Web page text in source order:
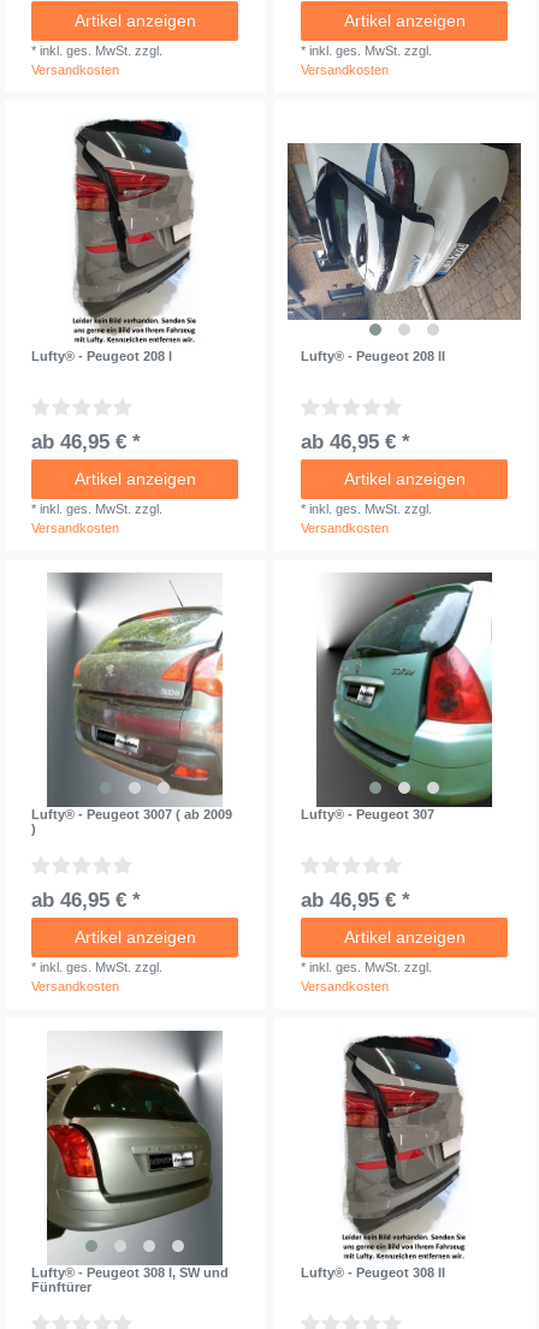
Artikel anzeigen
* inkl. ges. MwSt. zzgl.
Versandkosten
Artikel anzeigen
* inkl. ges. MwSt. zzgl.
Versandkosten
Lufty® - Peugeot 208 I
ab 46,95 € *
Artikel anzeigen
* inkl. ges. MwSt. zzgl.
Versandkosten
Lufty® - Peugeot 208 II
ab 46,95 € *
Artikel anzeigen
* inkl. ges. MwSt. zzgl.
Versandkosten
Lufty® - Peugeot 3007 ( ab 2009
)
ab 46,95 € *
Artikel anzeigen
* inkl. ges. MwSt. zzgl.
Versandkosten
Lufty® - Peugeot 307
ab 46,95 € *
Artikel anzeigen
* inkl. ges. MwSt. zzgl.
Versandkosten
Lufty® - Peugeot 308 I, SW und
Fünftürer
Lufty® - Peugeot 308 II